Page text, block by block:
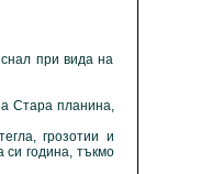
при вида на
Стара планина,
грозотии и
си година, тъкмо